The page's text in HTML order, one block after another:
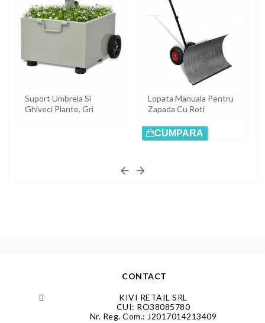
Suport Umbrela Si
Ghiveci Plante, Gri
Lopata Manuala Pentru
Zapada Cu Roti
CUMPARA
CONTACT
KIVI RETAIL SRL
CUI: RO38085780
Nr. Reg. Com.: J2017014213409